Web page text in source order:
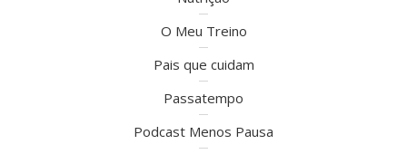
O Meu Treino
Pais que cuidam
Passatempo
Podcast Menos Pausa